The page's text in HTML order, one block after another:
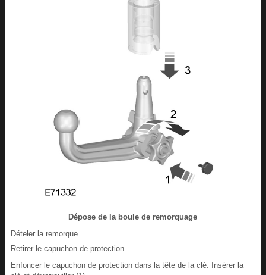
Dépose de la boule de remorquage
Dételer la remorque.
Retirer le capuchon de protection.
Enfoncer le capuchon de protection dans la tête de la clé. Insérer la